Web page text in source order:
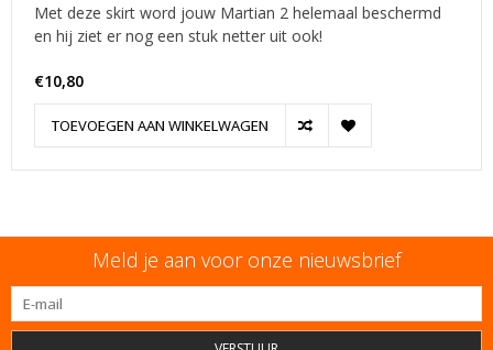
Met deze skirt word jouw Martian 2 helemaal beschermd
en hij ziet er nog een stuk netter uit ook!
€10,80
TOEVOEGEN AAN WINKELWAGEN
Meld je aan voor onze nieuwsbrief